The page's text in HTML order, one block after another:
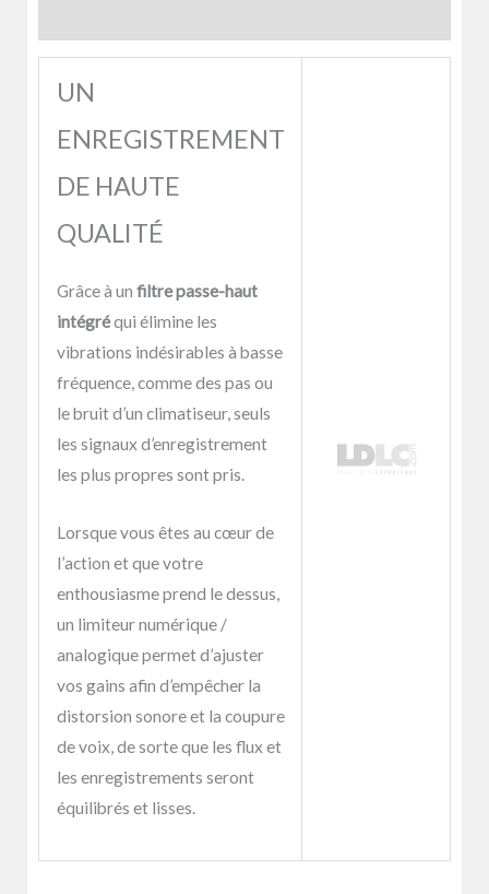
UN
ENREGISTREMENT
DE HAUTE
QUALITÉ
Grâce à un filtre passe-haut
intégréqui élimine les
vibrations indésirables à basse
fréquence, comme des pas ou
le bruit d’un climatiseur, seuls
les signaux d’enregistrement
les plus propres sont pris.
Lorsque vous êtes au cœur de
l’action et que votre
enthousiasme prend le dessus,
un limiteur numérique /
analogique permet d’ajuster
vos gains afin d’empêcher la
distorsion sonore et la coupure
de voix, de sorte que les flux et
les enregistrements seront
équilibrés et lisses.